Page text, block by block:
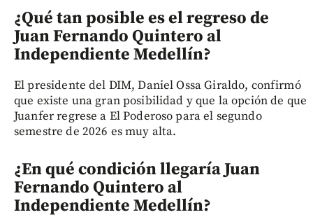
¿Qué tan posible es el regreso de
Juan Fernando Quintero al
Independiente Medellín?
El presidente del DIM, Daniel Ossa Giraldo, confirmó
que existe una gran posibilidad y que la opción de que
Juanfer regrese a El Poderoso para el segundo
semestre de 2026 es muy alta.
¿En qué condición llegaría Juan
Fernando Quintero al
Independiente Medellín?